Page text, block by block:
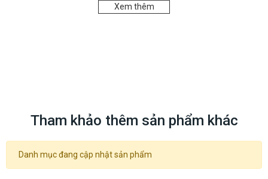
Tổng quan về Búa DTH Wontech DHD3.5 WT3
Búa DTH (Down The Hole)là một loại búa khoan khí nén được sử
dụng rộng rãi trong các ứng dụng khoan đá, khoan giếng và khai
Xem thêm
Tham khảo thêm sản phẩm khác
Danh mục đang cập nhật sản phẩm